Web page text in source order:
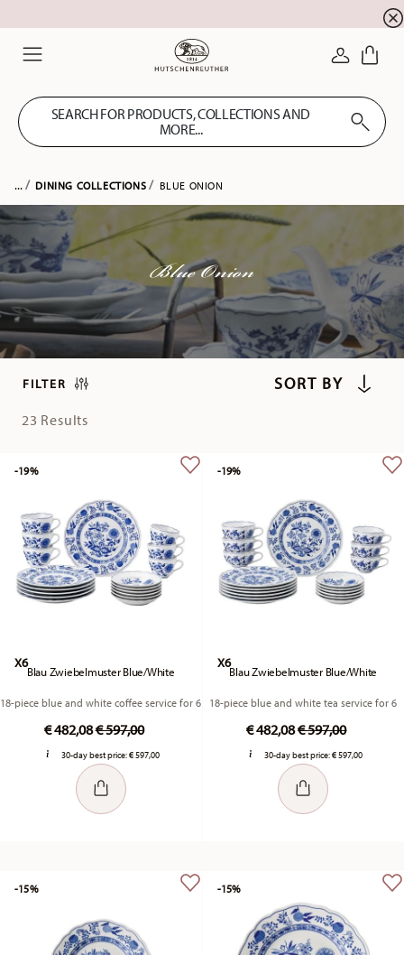
Summer SALE! Get EXTRA 5% OFF and
LOGIN
SEARCH FOR PRODUCTS, COLLECTIONS AND
MORE...
... DINING COLLECTIONS BLUE ONION
Blue Onion
FILTER
23 Results
X6
Blau Zwiebelmuster Blue/White
18-piece blue and white coffee service for 6
€ 482,08Price reduced from
€ 597,00to
30-day best price:€ 597,00
-19%
X6
Blau Zwiebelmuster Blue/White
18-piece blue and white tea service for 6
€ 482,08Price reduced
€ 597,00to
30-day best price:€ 597,00
-19%
-15% -15%